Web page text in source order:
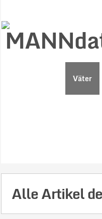
Väter
Alle Artikel